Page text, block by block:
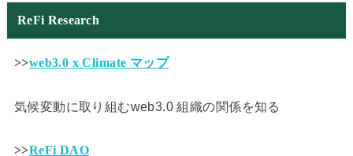
ReFi Research
>>web3.0 x Climate マップ
気候変動に取り組むweb3.0 組織の関係を知る
>>ReFi DAO